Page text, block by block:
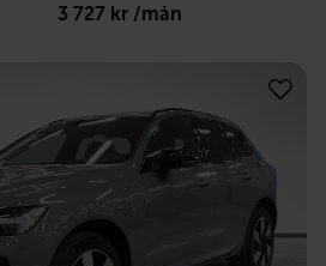
3 727 kr /mån